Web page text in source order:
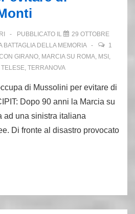
PUBBLICATO IL
29 OTTOBRE
BATTAGLIA DELLA MEMORIA
1
GIRANO, MARCIA SU ROMA, MSI ,
TELESE, TERRANOVA
di Mussolini per evitare di
Dopo 90 anni la Marcia su
ad una sinistra italiana
Di fronte al disastro provocato